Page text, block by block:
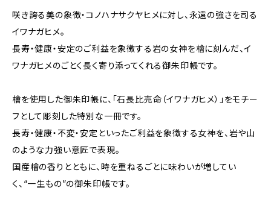
咲き誇る美の象徴・コノハナサクヤヒメに対し、永遠の強さを司る
イワナガヒメ。
長寿・健康・安定のご利益を象徴する岩の女神を檜に刻んだ、イ
ワナガヒメのごとく長く寄り添ってくれる御朱印帳です。
檜を使用した御朱印帳に、「石長比売命（イワナガヒメ）」をモチー
フとして彫刻した特別な一冊です。
長寿・健康・不変・安定といったご利益を象徴する女神を、岩や山
のような力強い意匠で表現。
国産檜の香りとともに、時を重ねるごとに味わいが増してい
く、“一生もの”の御朱印帳です。